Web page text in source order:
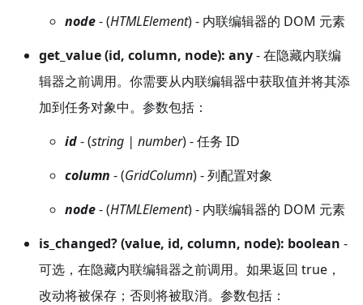
node- (HTMLElement) - 内联编辑器的 DOM 元素
get_value (id, column, node): any- 在隐藏内联编
辑器之前调用。你需要从内联编辑器中获取值并将其添
加到任务对象中。参数包括：
id- (string | number) - 任务 ID
column - (GridColumn) - 列配置对象
node- (HTMLElement) - 内联编辑器的 DOM 元素
is_changed? (value, id, column, node): boolean -
可选，在隐藏内联编辑器之前调用。如果返回 true，
改动将被保存；否则将被取消。参数包括：